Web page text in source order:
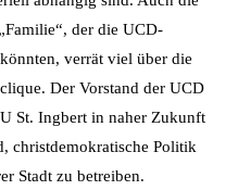
der die UCD-
verrät viel über die
Der Vorstand der UCD
St. Ingbert in naher Zukunft
christdemokratische Politik
Stadt zu betreiben.